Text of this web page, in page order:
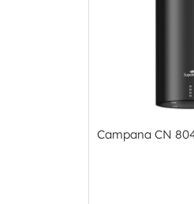
Campana CN